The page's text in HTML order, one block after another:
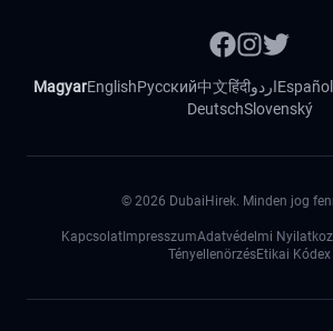
MagyarEnglishРусский中文हिंदीاردوEspañol
DeutschSlovenský
© 2026 DubaiHirek. Minden jog
Kapcsolat ImpresszumAdatvédelmi
TényellenörzésEtikai Kódex